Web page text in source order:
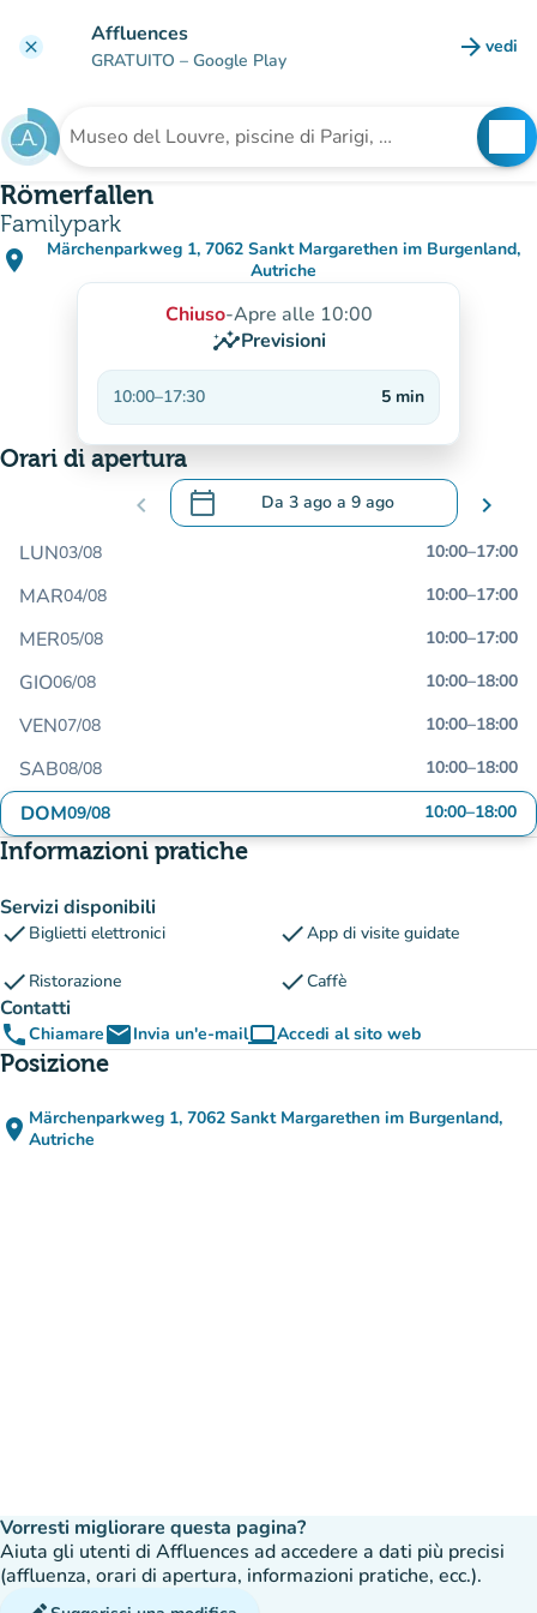
clear Affluences
GRATUITO – Google Play arrow_forward vedi
Cerca una struttura
Römerfallen
Familypark
place
Märchenparkweg 1, 7062 Sankt Margarethen im Burgenland,
Autriche
(apri in Google Maps)
(nuova scheda)
Chiuso-Apre alle 10:00
insightsPrevisioni
10:00–17:30 5 min
Orari di apertura
chevron_left calendar_today Da 3 ago a 9 ago
.Aprire il calendario per modificare le
chevron_right
LUN03/08 10:00–17:00
MAR04/08 10:00–17:00
MER05/08 10:00–17:00
GIO06/08 10:00–18:00
VEN07/08 10:00–18:00
SAB08/08 10:00–18:00
DOM09/08 10:00–18:00
Informazioni pratiche
Servizi disponibili
check Biglietti elettronici checkApp di visite guidate
check Ristorazione checkCaffè
Contatti
phoneChiamareemailInvia un'e-mailcomputerAccedi al sito web
(nuova scheda)
Posizione
place Märchenparkweg 1, 7062 Sankt Margarethen im Burgenland,
Autriche
Vorresti migliorare questa pagina?
Aiuta gli utenti di Affluences ad accedere a dati più precisi
(affluenza, orari di apertura, informazioni pratiche, ecc.).